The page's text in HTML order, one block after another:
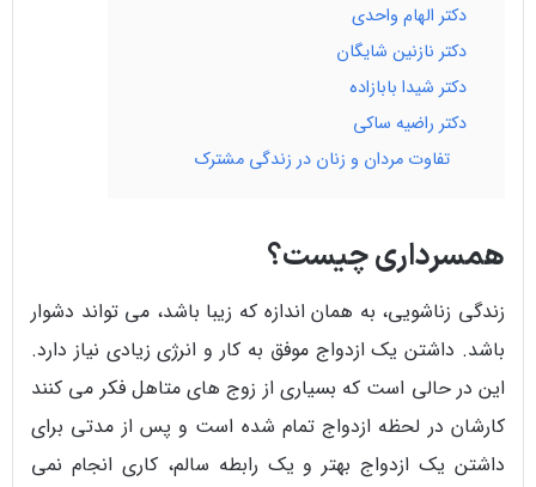
دکتر الهام واحدی
دکتر نازنین شایگان
دکتر شیدا بابازاده
دکتر راضیه ساکی
تفاوت مردان و زنان در زندگی مشترک
همسرداری چیست؟
زندگی زناشویی، به همان اندازه که زیبا باشد، می تواند دشوار
باشد. داشتن یک ازدواج موفق به کار و انرژی زیادی نیاز دارد.
این در حالی است که بسیاری از زوج های متاهل فکر می کنند
کارشان در لحظه ازدواج تمام شده است و پس از مدتی برای
داشتن یک ازدواج بهتر و یک رابطه سالم، کاری انجام نمی